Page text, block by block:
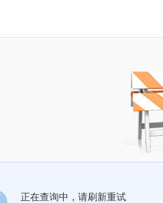
正在查询中，请刷新重试